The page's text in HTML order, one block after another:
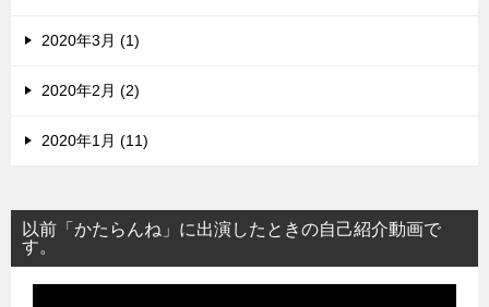
2020年3月 (1)
2020年2月 (2)
2020年1月 (11)
以前「かたらんね」に出演したときの自己紹介動画で
す。